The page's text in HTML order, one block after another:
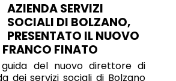
AZIENDA SERVIZI
SOCIALI DI BOLZANO,
PRESENTATO IL NUOVO
FRANCO FINATO
del nuovo direttore di
dei servizi sociali di Bolzano